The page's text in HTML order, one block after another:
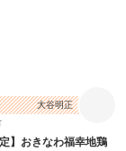
大谷明正
】おきなわ福幸地鶏